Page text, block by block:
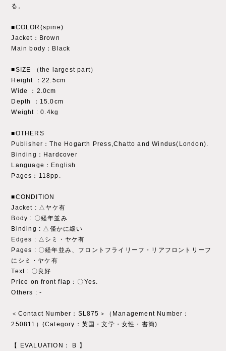
る。
■COLOR(spine)
Jacket：Brown
Main body：Black
■SIZE （the largest part）
Height ：22.5cm
Wide ：2.0cm
Depth ：15.0cm
Weight : 0.4kg
■OTHERS
Publisher：The Hogarth Press,Chatto and Windus(London).
Binding：Hardcover
Language：English
Pages：118pp.
■CONDITION
Jacket : △ヤケ有
Body : 〇経年並み
Binding : △僅かに緩い
Edges : △シミ・ヤケ有
Pages : 〇経年並み、フロントフライリーフ・リアフロントリーフ
にシミ・ヤケ有
Text : 〇良好
Price on front flap：〇Yes.
Others : ‐
＜Contact Number：SL875＞（Management Number：
250811）(Category：英国・文学・女性・書簡)
【 EVALUATION： B 】